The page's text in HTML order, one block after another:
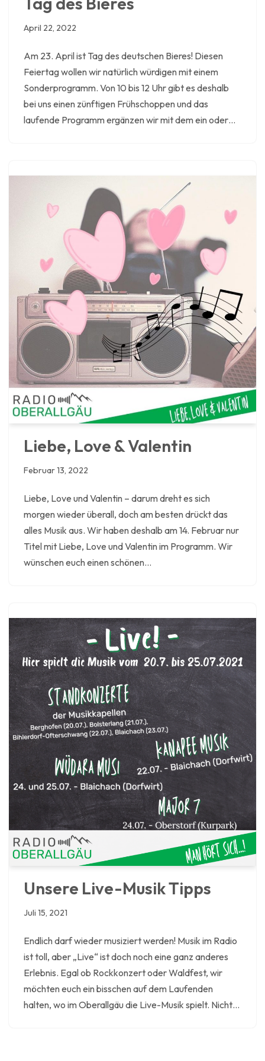
April 22, 2022
Am 23. April ist Tag des deutschen Bieres! Diesen
Feiertag wollen wir natürlich würdigen mit einem
Sonderprogramm. Von 10 bis 12 Uhr gibt es deshalb
bei uns einen zünftigen Frühschoppen und das
laufende Programm ergänzen wir mit dem ein oder…
Liebe, Love & Valentin
Februar 13, 2022
Liebe, Love und Valentin – darum dreht es sich
morgen wieder überall, doch am besten drückt das
alles Musik aus. Wir haben deshalb am 14. Februar nur
Titel mit Liebe, Love und Valentin im Programm. Wir
wünschen euch einen schönen…
Unsere Live-Musik Tipps
Juli 15, 2021
Endlich darf wieder musiziert werden! Musik im Radio
ist toll, aber „Live“ ist doch noch eine ganz anderes
Erlebnis. Egal ob Rockkonzert oder Waldfest, wir
möchten euch ein bisschen auf dem Laufenden
halten, wo im Oberallgäu die Live-Musik spielt. Nicht…